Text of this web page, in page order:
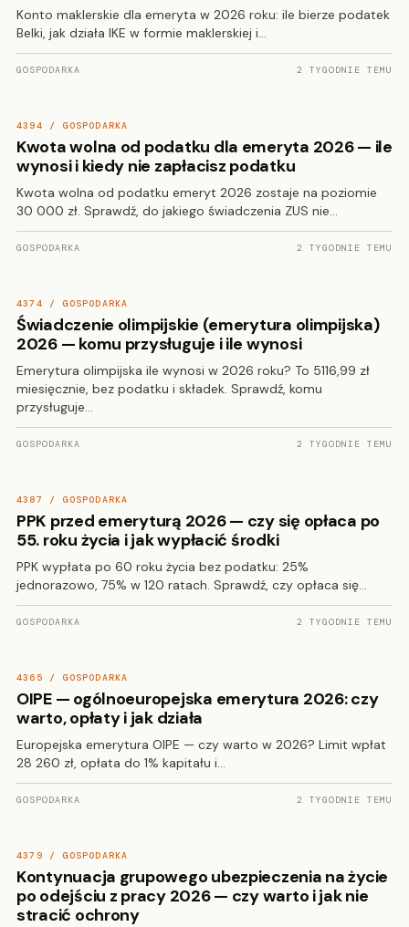
Konto maklerskie dla emeryta w 2026 roku: ile bierze podatek
Belki, jak działa IKE w formie maklerskiej i…
GOSPODARKA 2 TYGODNIE TEMU
4394 / GOSPODARKA
Kwota wolna od podatku dla emeryta 2026 — ile
wynosi i kiedy nie zapłacisz podatku
Kwota wolna od podatku emeryt 2026 zostaje na poziomie
30 000 zł. Sprawdź, do jakiego świadczenia ZUS nie…
GOSPODARKA 2 TYGODNIE TEMU
4374 / GOSPODARKA
Świadczenie olimpijskie (emerytura olimpijska)
2026 — komu przysługuje i ile wynosi
Emerytura olimpijska ile wynosi w 2026 roku? To 5116,99 zł
miesięcznie, bez podatku i składek. Sprawdź, komu
przysługuje…
GOSPODARKA 2 TYGODNIE TEMU
4387 / GOSPODARKA
PPK przed emeryturą 2026 — czy się opłaca po
55. roku życia i jak wypłacić środki
PPK wypłata po 60 roku życia bez podatku: 25%
jednorazowo, 75% w 120 ratach. Sprawdź, czy opłaca się…
GOSPODARKA 2 TYGODNIE TEMU
4365 / GOSPODARKA
OIPE — ogólnoeuropejska emerytura 2026: czy
warto, opłaty i jak działa
Europejska emerytura OIPE — czy warto w 2026? Limit wpłat
28 260 zł, opłata do 1% kapitału i…
GOSPODARKA 2 TYGODNIE TEMU
4379 / GOSPODARKA
Kontynuacja grupowego ubezpieczenia na życie
po odejściu z pracy 2026 — czy warto i jak nie
stracić ochrony